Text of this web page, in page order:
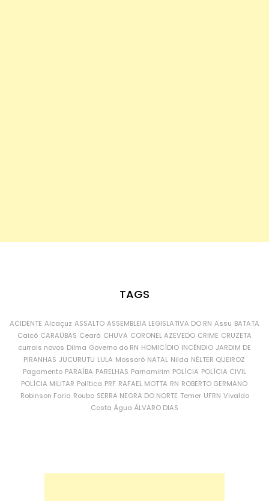
TAGS
ACIDENTE Alcaçuz ASSALTO ASSEMBLEIA LEGISLATIVA DO RN Assu BATATA
Caicó CARAÚBAS Ceará CHUVA CORONEL AZEVEDO CRIME CRUZETA
currais novos Dilma Governo do RN HOMICÍDIO INCÊNDIO JARDIM DE
PIRANHAS JUCURUTU LULA Mossoró NATAL Nilda NÉLTER QUEIROZ
Pagamento PARAÍBA PARELHAS Parnamirim POLÍCIA POLÍCIA CIVIL
POLÍCIA MILITAR Política PRF RAFAEL MOTTA RN ROBERTO GERMANO
Robinson Faria Roubo SERRA NEGRA DO NORTE Temer UFRN Vivaldo
Costa Água ÁLVARO DIAS